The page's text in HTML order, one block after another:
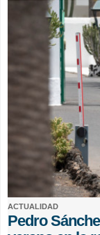
ACTUALIDAD
Pedro